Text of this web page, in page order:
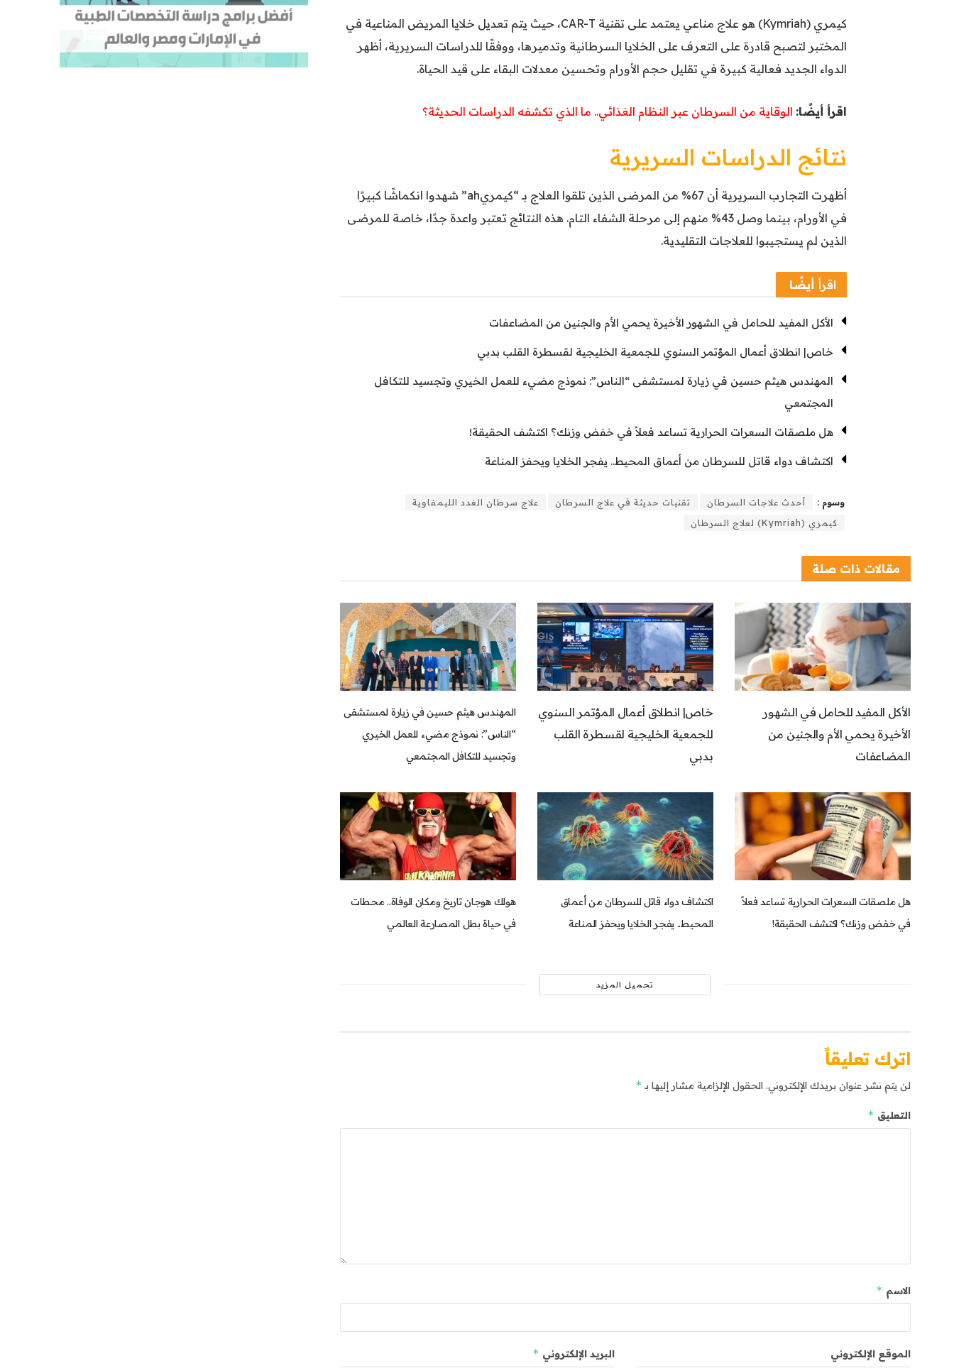
كيمري (Kymriah) هو علاج مناعي يعتمد على تقنية CAR-T، حيث يتم تعديل خلايا المريض المناعية في
المختبر لتصبح قادرة على التعرف على الخلايا السرطانية وتدميرها، ووفقًا للدراسات السريرية، أظهر
الدواء الجديد فعالية كبيرة في تقليل حجم الأورام وتحسين معدلات البقاء على قيد الحياة.
اقرأ أيضًا: الوقاية من السرطان عبر النظام الغذائي.. ما الذي تكشفه الدراسات الحديثة؟
نتائج الدراسات السريرية
أظهرت التجارب السريرية أن 67% من المرضى الذين تلقوا العلاج بـ “كيمريah” شهدوا انكماشًا كبيرًا
في الأورام، بينما وصل 43% منهم إلى مرحلة الشفاء التام. هذه النتائج تعتبر واعدة جدًا، خاصة للمرضى
الذين لم يستجيبوا للعلاجات التقليدية.
اقرأ أيضًا
الأكل المفيد للحامل في الشهور الأخيرة يحمي الأم والجنين من المضاعفات
خاص| انطلاق أعمال المؤتمر السنوي للجمعية الخليجية لقسطرة القلب بدبي
المهندس هيثم حسين في زيارة لمستشفى “الناس”: نموذج مضيء للعمل الخيري وتجسيد للتكافل
المجتمعي
هل ملصقات السعرات الحرارية تساعد فعلاً في خفض وزنك؟ اكتشف الحقيقة!
اكتشاف دواء قاتل للسرطان من أعماق المحيط.. يفجر الخلايا ويحفز المناعة
وسوم : أحدث علاجات السرطان تقنيات حديثة في علاج السرطان
علاج سرطان الغدد الليمفاوية
كيمري (Kymriah) لعلاج السرطان
مقالاتذات صلة
الأكل المفيد للحامل في الشهور
الأخيرة يحمي الأم والجنين من
المضاعفات
خاص| انطلاق أعمال المؤتمر السنوي
للجمعية الخليجية لقسطرة القلب
بدبي
المهندس هيثم حسين في زيارة لمستشفى
“الناس”: نموذج مضيء للعمل الخيري
وتجسيد للتكافل المجتمعي
هل ملصقات السعرات الحرارية تساعد فعلاً
في خفض وزنك؟ اكتشف الحقيقة!
اكتشاف دواء قاتل للسرطان من أعماق
المحيط.. يفجر الخلايا ويحفز المناعة
هولك هوجان تاريخ ومكان الوفاة.. محطات
في حياة بطل المصارعة العالمي
تحميل المزيد
اترك تعليقاً
لن يتم نشر عنوان بريدك الإلكتروني. الحقول الإلزامية مشار إليها بـ *
التعليق *
الاسم *
البريد الإلكتروني * الموقع الإلكتروني